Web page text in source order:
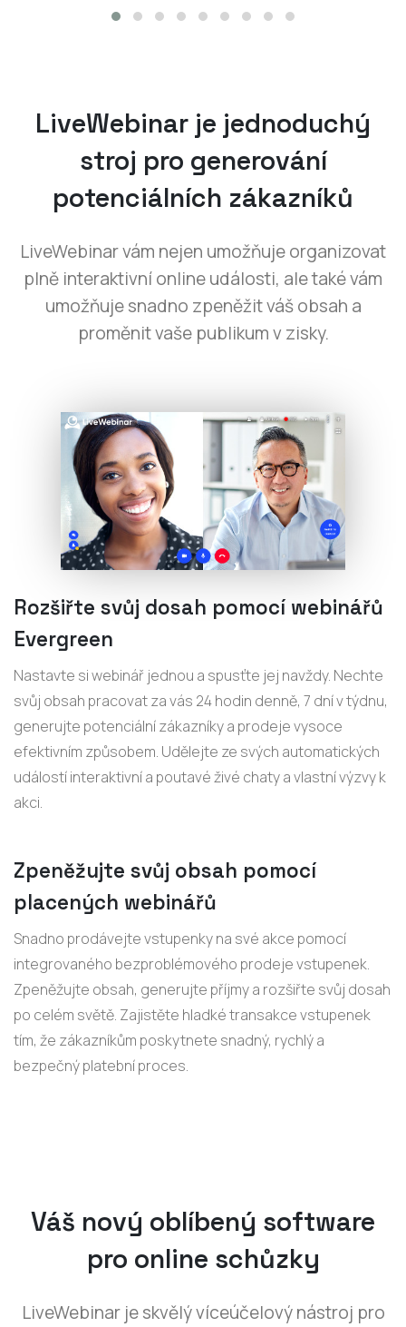
LiveWebinar je jednoduchý
stroj pro generování
potenciálních zákazníků
LiveWebinar vám nejen umožňuje organizovat
plně interaktivní online události, ale také vám
umožňuje snadno zpeněžit váš obsah a
proměnit vaše publikum v zisky.
Rozšiřte svůj dosah pomocí webinářů
Evergreen
Nastavte si webinář jednou a spusťte jej navždy. Nechte
svůj obsah pracovat za vás 24 hodin denně, 7 dní v týdnu,
generujte potenciální zákazníky a prodeje vysoce
efektivním způsobem. Udělejte ze svých automatických
událostí interaktivní a poutavé živé chaty a vlastní výzvy k
akci.
Zpeněžujte svůj obsah pomocí
placených webinářů
Snadno prodávejte vstupenky na své akce pomocí
integrovaného bezproblémového prodeje vstupenek.
Zpeněžujte obsah, generujte příjmy a rozšiřte svůj dosah
po celém světě. Zajistěte hladké transakce vstupenek
tím, že zákazníkům poskytnete snadný, rychlý a
bezpečný platební proces.
Váš nový oblíbený software
pro online schůzky
LiveWebinar je skvělý víceúčelový nástroj pro